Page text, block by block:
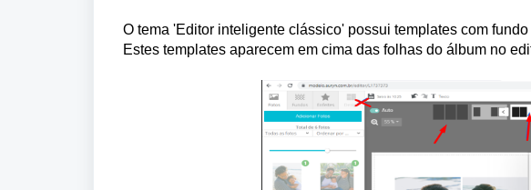
O tema 'Editor inteligente clássico' possui templates com
Estes templates aparecem em cima das folhas do álbum no